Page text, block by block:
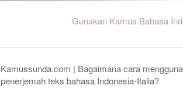
Gunakan Kamus Bahasa
Kamussunda.com | Bagaimana cara
penerjemah teks bahasa Indonesia-Italia?